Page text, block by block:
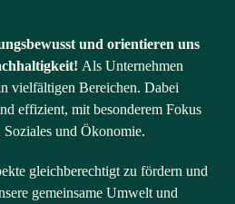
und orientieren uns
Als Unternehmen
vielfältigen Bereichen. Dabei
effizient, mit besonderem Fokus
und Ökonomie.
gleichberechtigt zu fördern und
gemeinsame Umwelt und